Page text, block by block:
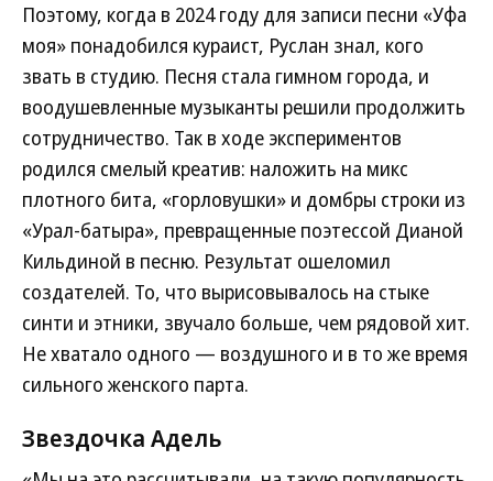
Поэтому, когда в 2024 году для записи песни «Уфа
моя» понадобился кураист, Руслан знал, кого
звать в студию. Песня стала гимном города, и
воодушевленные музыканты решили продолжить
сотрудничество. Так в ходе экспериментов
родился смелый креатив: наложить на микс
плотного бита, «горловушки» и домбры строки из
«Урал-батыра», превращенные поэтессой Дианой
Кильдиной в песню. Результат ошеломил
создателей. То, что вырисовывалось на стыке
синти и этники, звучало больше, чем рядовой хит.
Не хватало одного — воздушного и в то же время
сильного женского парта.
Звездочка Адель